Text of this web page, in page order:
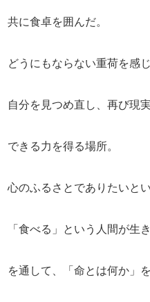
共に食卓を囲んだ。
どうにもならない重荷を感
自分を見つめ直し、再び現
できる力を得る場所。
心のふるさとでありたいと
「食べる」という人間が生
を通して、「命とは何か」